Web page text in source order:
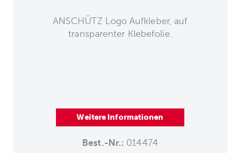
ANSCHÜTZ Logo Aufkleber, auf
transparenter Klebefolie.
Weitere Informationen
Best.-Nr.: 014474